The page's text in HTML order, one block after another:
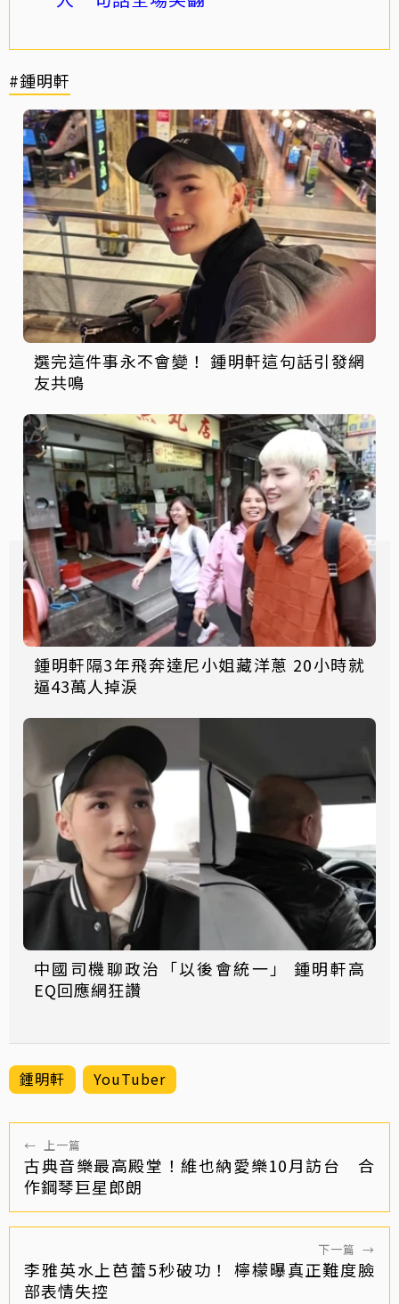
#鍾明軒
選完這件事永不會變！ 鍾明軒這句話引發網
友共鳴
鍾明軒隔3年飛奔達尼小姐藏洋蔥 20小時就
逼43萬人掉淚
中國司機聊政治「以後會統一」 鍾明軒高
EQ回應網狂讚
鍾明軒 YouTuber
← 上一篇
古典音樂最高殿堂！維也納愛樂10月訪台 合
作鋼琴巨星郎朗
下一篇 →
李雅英水上芭蕾5秒破功！ 檸檬曝真正難度臉
部表情失控